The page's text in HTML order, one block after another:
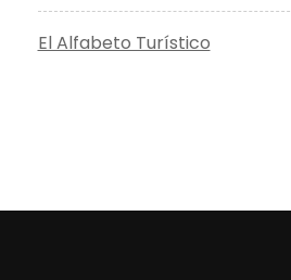
El Alfabeto Turístico